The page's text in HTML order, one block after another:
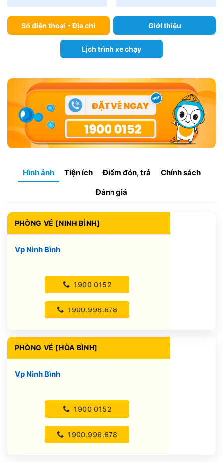
Số điện thoại - Địa chỉ Giới thiệu
Lịch trình xe chạy
Hình ảnh Tiện ích Điểm đón, trả Chính sách
Đánh giá
PHÒNG VÉ [NINH BÌNH]
Vp Ninh Bình
1900 0152
1900.996.678
PHÒNG VÉ [HÒA BÌNH]
Vp Ninh Bình
1900 0152
1900.996.678